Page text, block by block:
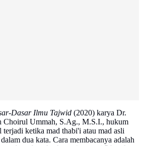
Dasar Ilmu Tajwid (2020) karya Dr.
Choirul Ummah, S.Ag., M.S.I., hukum
terjadi ketika mad thabi'i atau mad asli
dua kata. Cara membacanya adalah